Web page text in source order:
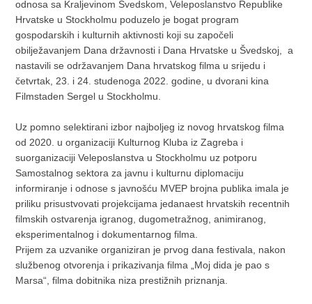
odnosa sa Kraljevinom Švedskom, Veleposlanstvo Republike
Hrvatske u Stockholmu poduzelo je bogat program
gospodarskih i kulturnih aktivnosti koji su započeli
obilježavanjem Dana državnosti i Dana Hrvatske u Švedskoj, a
nastavili se održavanjem Dana hrvatskog filma u srijedu i
četvrtak, 23. i 24. studenoga 2022. godine, u dvorani kina
Filmstaden Sergel u Stockholmu.
Uz pomno selektirani izbor najboljeg iz novog hrvatskog filma
od 2020. u organizaciji Kulturnog Kluba iz Zagreba i
suorganizaciji Veleposlanstva u Stockholmu uz potporu
Samostalnog sektora za javnu i kulturnu diplomaciju
informiranje i odnose s javnošću MVEP brojna publika imala je
priliku prisustvovati projekcijama jedanaest hrvatskih recentnih
filmskih ostvarenja igranog, dugometražnog, animiranog,
eksperimentalnog i dokumentarnog filma.
Prijem za uzvanike organiziran je prvog dana festivala, nakon
službenog otvorenja i prikazivanja filma „Moj dida je pao s
Marsa“, filma dobitnika niza prestižnih priznanja.